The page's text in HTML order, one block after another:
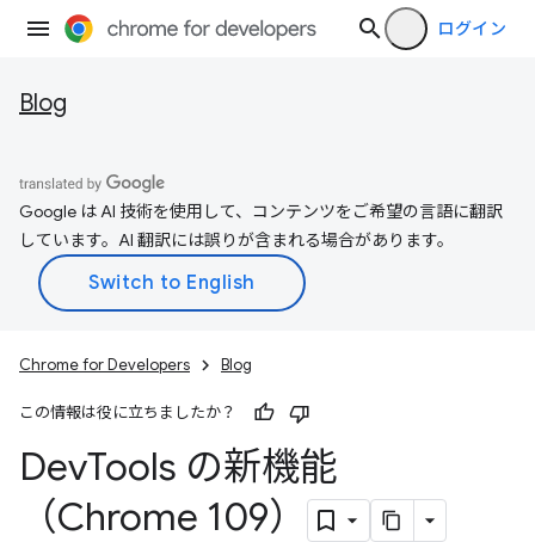
ログイン
Blog
Google は AI 技術を使用して、コンテンツをご希望の言語に翻訳
しています。AI 翻訳には誤りが含まれる場合があります。
Chrome for Developers Blog
この情報は役に立ちましたか？
DevTools の新機能
（Chrome 109）